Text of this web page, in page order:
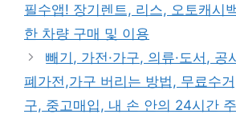
필수앱! 장기렌트, 리스, 오토캐시
한 차량 구매 및 이용
빼기, 가전·가구, 의류·도서, 공
폐가전,가구 버리는 방법, 무료수
구, 중고매입, 내 손 안의 24시간